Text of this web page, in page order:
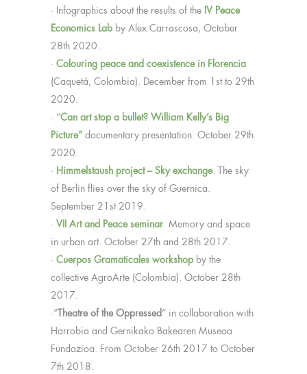
· Infographics about the results of the IV Peace
Economics Lab by Alex Carrascosa, October
28th 2020..
· Colouring peace and coexistence in Florencia
(Caquetá, Colombia). December from 1st to 29th
2020.
· “Can art stop a bullet? William Kelly’s Big
Picture” documentary presentation. October 29th
2020.
· Himmelstaush project – Sky exchange. The sky
of Berlin flies over the sky of Guernica.
September 21st 2019.
· VII Art and Peace seminar. Memory and space
in urban art. October 27th and 28th 2017.
· Cuerpos Gramaticales workshop by the
collective AgroArte (Colombia). October 28th
2017.
·”Theatre of the Oppressed” in collaboration with
Harrobia and Gernikako Bakearen Museoa
Fundazioa. From October 26th 2017 to October
7th 2018.